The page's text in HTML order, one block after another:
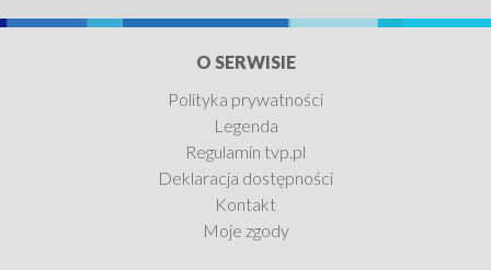
O SERWISIE
Polityka prywatności
Legenda
Regulamin tvp.pl
Deklaracja dostępności
Kontakt
Moje zgody